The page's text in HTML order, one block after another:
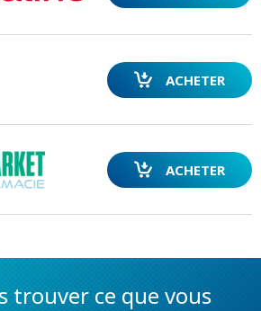
ACHETER
ACHETER
trouver ce que vous